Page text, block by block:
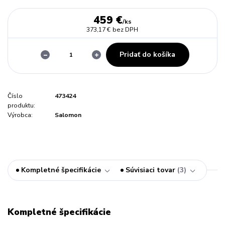
459 €/ks
373,17 € bez DPH
Pridať do košíka
Číslo
produktu:
473424
Výrobca: Salomon
Kompletné špecifikácie Súvisiaci tovar 3
Kompletné špecifikácie